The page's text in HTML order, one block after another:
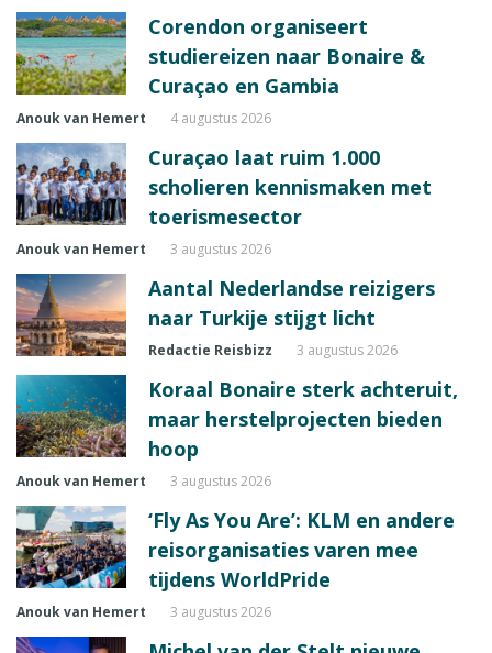
Corendon organiseert
studiereizen naar Bonaire &
Curaçao en Gambia
Anouk van Hemert 4 augustus 2026
Curaçao laat ruim 1.000
scholieren kennismaken met
toerismesector
Anouk van Hemert 3 augustus 2026
Aantal Nederlandse reizigers
naar Turkije stijgt licht
Redactie Reisbizz 3 augustus 2026
Koraal Bonaire sterk achteruit,
maar herstelprojecten bieden
hoop
Anouk van Hemert 3 augustus 2026
‘Fly As You Are’: KLM en andere
reisorganisaties varen mee
tijdens WorldPride
Anouk van Hemert 3 augustus 2026